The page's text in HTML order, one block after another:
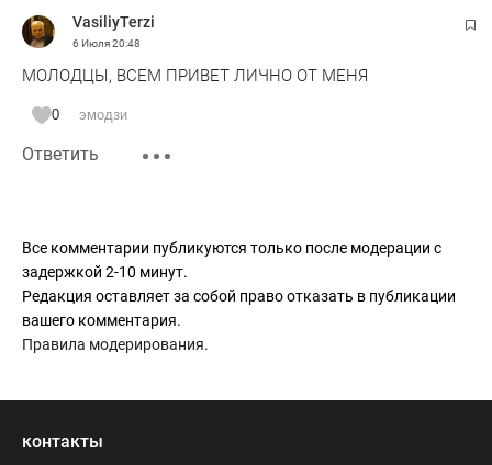
VasiliyTerzi
6 Июля20:48
МОЛОДЦЫ, ВСЕМ ПРИВЕТ ЛИЧНО ОТ МЕНЯ
0 эмодзи
Ответить
Все комментарии публикуются только после модерации с
задержкой 2-10 минут.
Редакция оставляет за собой право отказать в публикации
вашего комментария.
Правила модерирования.
контакты